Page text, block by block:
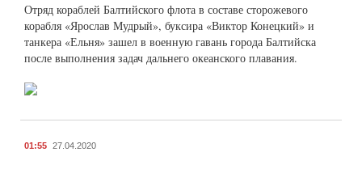
Отряд кораблей Балтийского флота в составе сторожевого
корабля «Ярослав Мудрый», буксира «Виктор Конецкий» и
танкера «Ельня» зашел в военную гавань города Балтийска
после выполнения задач дальнего океанского плавания.
01:55 27.04.2020